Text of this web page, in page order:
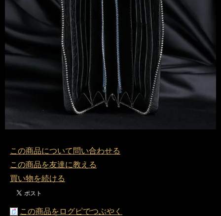
この商品について問い合わせる
この商品を友達に教える
買い物を続ける
この商品をログピでつぶやく